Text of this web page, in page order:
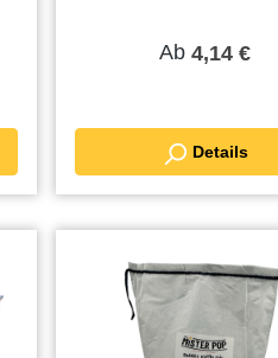
Ab 4,14 €
Details